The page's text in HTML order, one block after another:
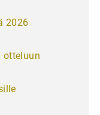
2026
otteluun